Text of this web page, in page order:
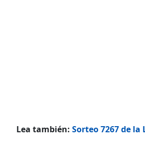
Lea también: Sorteo 7267 de